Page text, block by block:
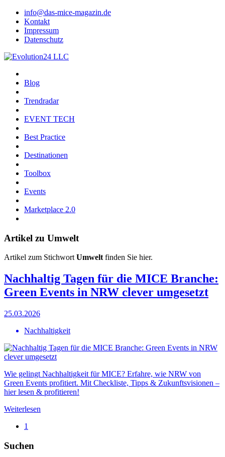
info@das-mice-magazin.de
Kontakt
Impressum
Datenschutz
Blog
Trendradar
EVENT TECH
Best Practice
Destinationen
Toolbox
Events
Marketplace 2.0
Artikel zu Umwelt
Artikel zum StichwortUmweltfinden Sie hier.
Nachhaltig Tagen für die MICE Branche:
Green Events in NRW clever umgesetzt
25.03.2026
Nachhaltigkeit
Wie gelingt Nachhaltigkeit für MICE? Erfahre, wie NRW von
Green Events profitiert. Mit Checkliste, Tipps & Zukunftsvisionen –
hier lesen & profitieren!
Weiterlesen
1
Suchen